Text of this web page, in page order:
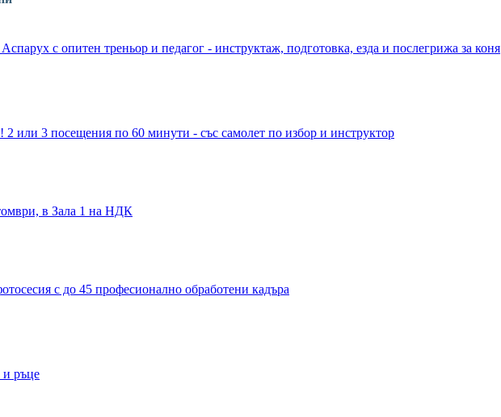
с опитен треньор и педагог - инструктаж, подготовка, езда и послегрижа за коня
или 3 посещения по 60 минути - със самолет по избор и инструктор
в Зала 1 на НДК
с до 45 професионално обработени кадъра
и ръце